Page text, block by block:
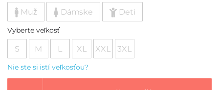
Muž Dámske Deti
Vyberte veľkosť
S M L XL XXL 3XL
Nie ste si istí veľkosťou?